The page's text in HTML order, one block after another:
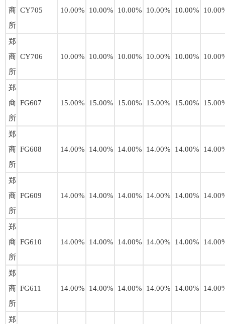
商
所
CY705 10.00% 10.00% 10.00% 10.00% 10.00%
郑
商
所
CY706 10.00% 10.00% 10.00% 10.00% 10.00%
郑
商
所
FG607 15.00% 15.00% 15.00% 15.00% 15.00%
郑
商
所
FG608 14.00% 14.00% 14.00% 14.00% 14.00%
郑
商
所
FG609 14.00% 14.00% 14.00% 14.00% 14.00%
郑
商
所
FG610 14.00% 14.00% 14.00% 14.00% 14.00%
郑
商
所
FG611 14.00% 14.00% 14.00% 14.00% 14.00%
郑